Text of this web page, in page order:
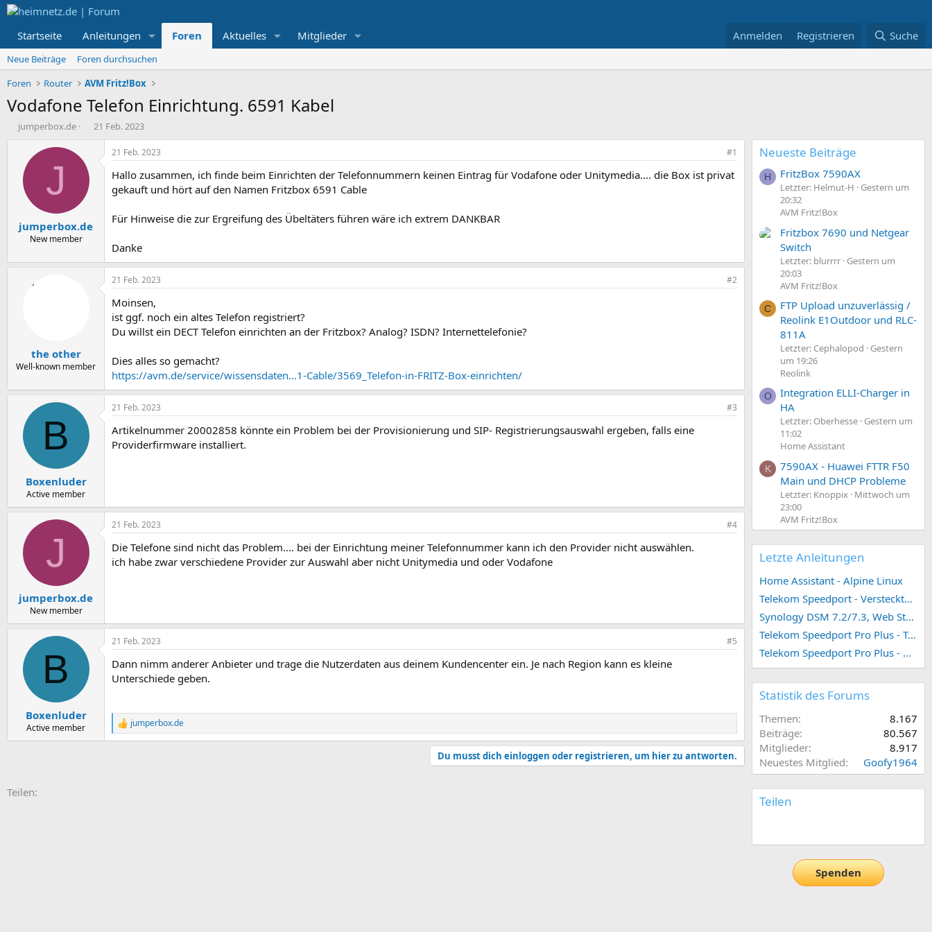
Startseite Anleitungen Foren Aktuelles Mitglieder Anmelden Registrieren Suche
Neue Beiträge
Foren durchsuchen
Foren
Router AVM Fritz!Box
Vodafone Telefon Einrichtung. 6591 Kabel
E
r
jumperbox.de
E
21 Feb. 2023
J
jumperbox.de
New member
21 Feb. 2023 #1
Hallo zusammen, ich finde beim Einrichten der Telefonnummern keinen Eintrag für Vodafone oder Unitymedia.... die Box ist privat
gekauft und hört auf den Namen Fritzbox 6591 Cable
Für Hinweise die zur Ergreifung des Übeltäters führen wäre ich extrem DANKBAR
Danke
the other
Well-known member
21 Feb. 2023 #2
Moinsen,
ist ggf. noch ein altes Telefon registriert?
Du willst ein DECT Telefon einrichten an der Fritzbox? Analog? ISDN? Internettelefonie?
Dies alles so gemacht?
https://avm.de/service/wissensdaten...1-Cable/3569_Telefon-in-FRITZ-Box-einrichten/
B
Boxenluder
Active member
21 Feb. 2023 #3
Artikelnummer 20002858 könnte ein Problem bei der Provisionierung und SIP- Registrierungsauswahl ergeben, falls eine
Providerfirmware installiert.
J
jumperbox.de
New member
21 Feb. 2023 #4
Die Telefone sind nicht das Problem.... bei der Einrichtung meiner Telefonnummer kann ich den Provider nicht auswählen.
ich habe zwar verschiedene Provider zur Auswahl aber nicht Unitymedia und oder Vodafone
B
Boxenluder
Active member
21 Feb. 2023 #5
Dann nimm anderer Anbieter und trage die Nutzerdaten aus deinem Kundencenter ein. Je nach Region kann es kleine
Unterschiede geben.
R
e
jumperbox.de
Du musst dich einloggen oder registrieren, um hier zu antworten.
Teilen:
Neueste Beiträge
H FritzBox 7590AX
Letzter: Helmut-H
Gestern um
20:32
AVM Fritz!Box
Fritzbox 7690 und Netgear
Switch
Letzter: blurrrr Gestern um
20:03
AVM Fritz!Box
C
FTP Upload unzuverlässig /
Reolink E1Outdoor und RLC-
811A
Letzter: Cephalopod
Gestern
um 19:26
Reolink
O
Integration ELLI-Charger in
HA
Letzter: Oberhesse Gestern um
11:02
Home Assistant
K
7590AX - Huawei FTTR F50
Main und DHCP Probleme
Letzter: Knoppix
Mittwoch um
23:00
AVM Fritz!Box
Letzte Anleitungen
Home Assistant - Alpine Linux
Telekom Speedport - Versteckte Konfigurationen
Synology DSM 7.2/7.3, Web Station 4, Webdienst und Webportal erstellen (ehemals vHost)
Telekom Speedport Pro Plus - Telefonie einrichten
Telekom Speedport Pro Plus - Netzwerk einrichten
Statistik des Forums
Themen
8.167
Beiträge
80.567
Mitglieder
8.917
Neuestes Mitglied
Goofy1964
Teilen
Spenden